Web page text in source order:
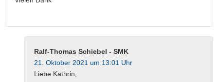
Ralf-Thomas Schiebel - SMK
21. Oktober 2021 um 13:01 Uhr
Liebe Kathrin,